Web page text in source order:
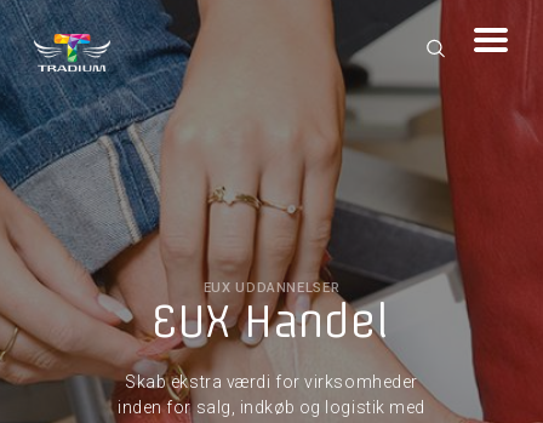
EUX UDDANNELSER
EUX Handel
Skab ekstra værdi for virksomheder
inden for salg, indkøb og logistik med